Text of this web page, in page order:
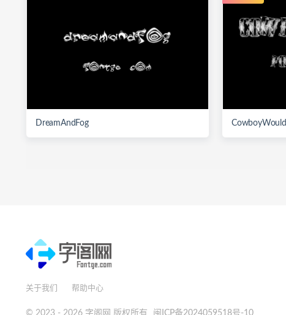
DreamAndFog CowboyWould
关于我们 帮助中心